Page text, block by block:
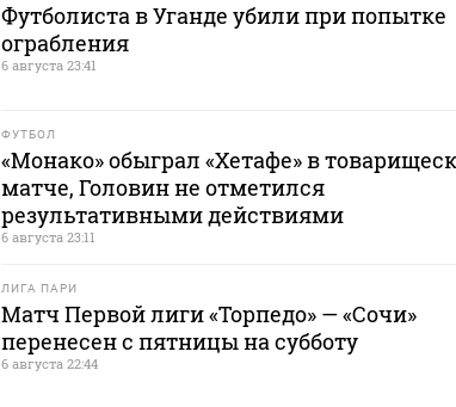
Футболиста в Уганде убили при попытке
ограбления
6 августа 23:41
ФУТБОЛ
«Монако» обыграл «Хетафе» в
матче, Головин не отметился
результативными действиями
6 августа 23:11
ЛИГА ПАРИ
Матч Первой лиги «Торпедо» — «Сочи»
перенесен с пятницы на субботу
6 августа 22:44